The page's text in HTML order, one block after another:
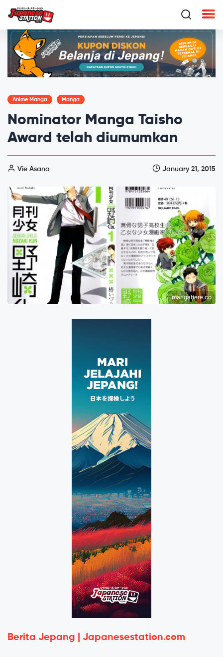
Anime Manga Manga
Nominator Manga Taisho
Award telah diumumkan
Vie Asano January 21, 2015
mangahere.co
Berita Jepang | Japanesestation.com